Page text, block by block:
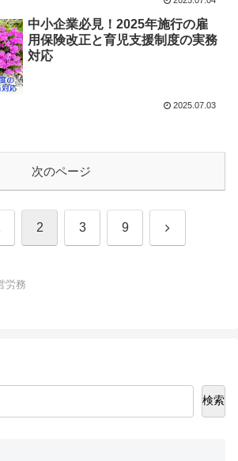
中小企業必見！2025年施行の雇
用保険改正と育児支援制度の実務
対応
2025.07.03
次のページ
2 3 9 次
労務
検索